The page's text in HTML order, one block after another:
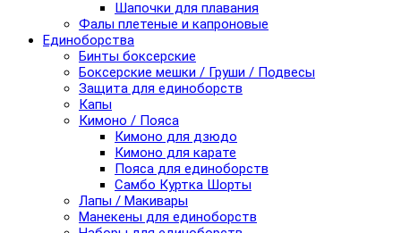
Шапочки для плавания
Фалы плетеные и капроновые
Единоборства
Бинты боксерские
Боксерские мешки / Груши / Подвесы
Защита для единоборств
Капы
Кимоно / Пояса
Кимоно для дзюдо
Кимоно для карате
Пояса для единоборств
Самбо Куртка Шорты
Лапы / Макивары
Манекены для единоборств